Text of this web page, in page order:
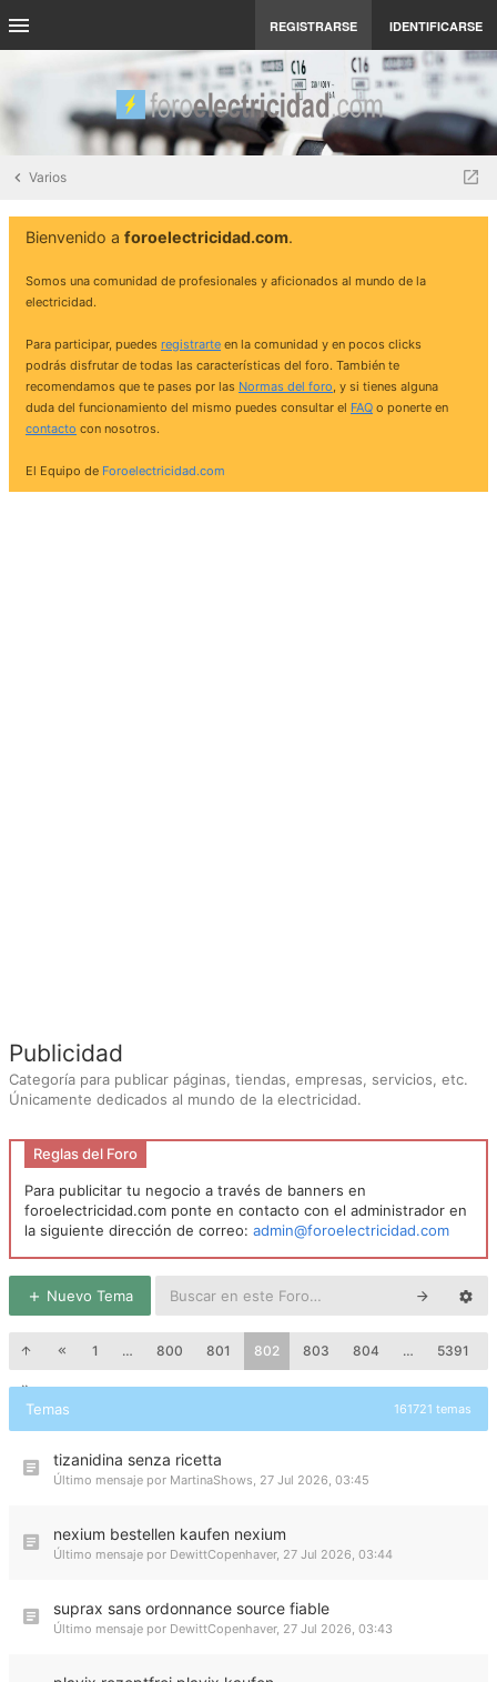
REGISTRARSE IDENTIFICARSE
Varios
Bienvenido a foroelectricidad.com.
Somos una comunidad de profesionales y aficionados al mundo de la
electricidad.
Para participar, puedes registrarte en la comunidad y en pocos clicks
podrás disfrutar de todas las características del foro. También te
recomendamos que te pases por las Normas del foro, y si tienes alguna
duda del funcionamiento del mismo puedes consultar el FAQ o ponerte en
contacto con nosotros.
El Equipo de Foroelectricidad.com
Publicidad
Categoría para publicar páginas, tiendas, empresas, servicios, etc.
Únicamente dedicados al mundo de la electricidad.
Reglas del Foro
Para publicitar tu negocio a través de banners en
foroelectricidad.com ponte en contacto con el administrador en
la siguiente dirección de correo: admin@foroelectricidad.com
Nuevo Tema
1 … 800 801 802 803 804 … 5391
Temas 161721 temas
tizanidina senza ricetta
Último mensaje por MartinaShows, 27 Jul 2026, 03:45
nexium bestellen kaufen nexium
Último mensaje por DewittCopenhaver, 27 Jul 2026, 03:44
suprax sans ordonnance source fiable
Último mensaje por DewittCopenhaver, 27 Jul 2026, 03:43